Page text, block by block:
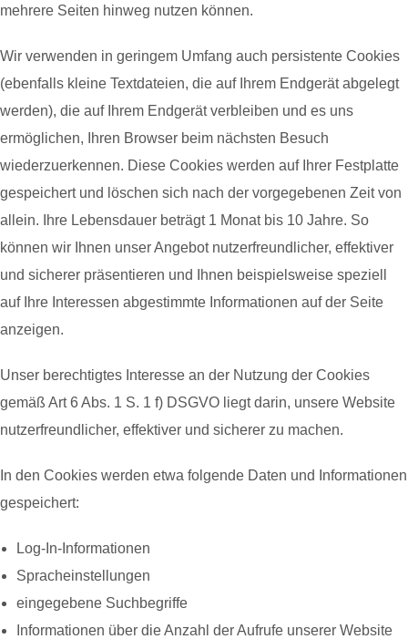
mehrere Seiten hinweg nutzen können.
Wir verwenden in geringem Umfang auch persistente Cookies
(ebenfalls kleine Textdateien, die auf Ihrem Endgerät abgelegt
werden), die auf Ihrem Endgerät verbleiben und es uns
ermöglichen, Ihren Browser beim nächsten Besuch
wiederzuerkennen. Diese Cookies werden auf Ihrer Festplatte
gespeichert und löschen sich nach der vorgegebenen Zeit von
allein. Ihre Lebensdauer beträgt 1 Monat bis 10 Jahre. So
können wir Ihnen unser Angebot nutzerfreundlicher, effektiver
und sicherer präsentieren und Ihnen beispielsweise speziell
auf Ihre Interessen abgestimmte Informationen auf der Seite
anzeigen.
Unser berechtigtes Interesse an der Nutzung der Cookies
gemäß Art 6 Abs. 1 S. 1 f) DSGVO liegt darin, unsere Website
nutzerfreundlicher, effektiver und sicherer zu machen.
In den Cookies werden etwa folgende Daten und Informationen
gespeichert:
Log-In-Informationen
Spracheinstellungen
eingegebene Suchbegriffe
Informationen über die Anzahl der Aufrufe unserer Website